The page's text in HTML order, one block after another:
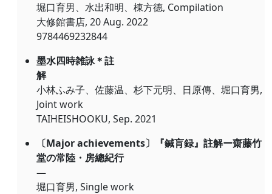
堀口育男、水出和明、棟方德, Compilation
大修館書店, 20 Aug. 2022
9784469232844
墨水四時雑詠＊註
解
小林ふみ子、佐藤温、杉下元明、日原傳、堀口育男,
Joint work
TAIHEISHOOKU, Sep. 2021
〔Major achievements〕『鍼肓録』註解ー齋藤竹
堂の常陸・房總紀行
―
堀口育男, Single work